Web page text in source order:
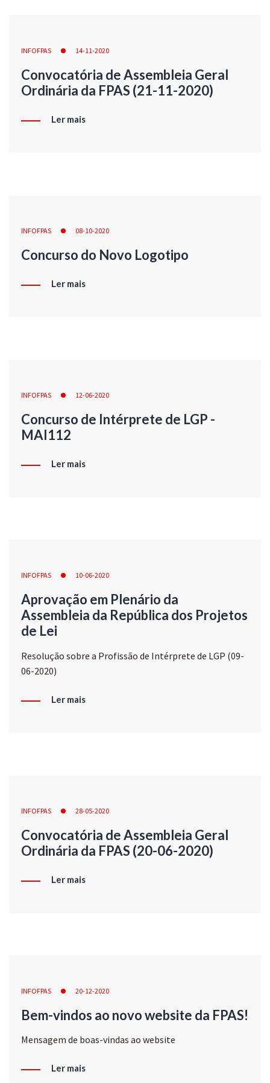
INFOFPAS 14-11-2020
Convocatória de Assembleia Geral
Ordinária da FPAS (21-11-2020)
Ler mais
INFOFPAS 08-10-2020
Concurso do Novo Logotipo
Ler mais
INFOFPAS 12-06-2020
Concurso de Intérprete de LGP -
MAI112
Ler mais
INFOFPAS 10-06-2020
Aprovação em Plenário da
Assembleia da República dos Projetos
de Lei
Resolução sobre a Profissão de Intérprete de LGP (09-
06-2020)
Ler mais
INFOFPAS 28-05-2020
Convocatória de Assembleia Geral
Ordinária da FPAS (20-06-2020)
Ler mais
INFOFPAS 20-12-2020
Bem-vindos ao novo website da FPAS!
Mensagem de boas-vindas ao website
Ler mais